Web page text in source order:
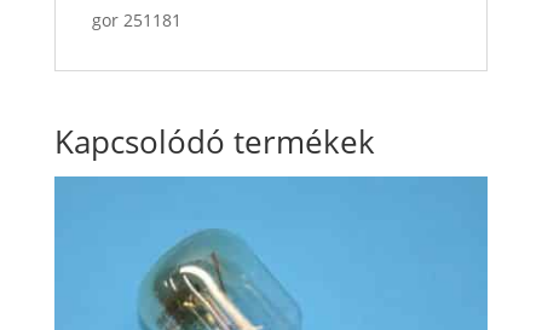
gor 251181
Kapcsolódó termékek